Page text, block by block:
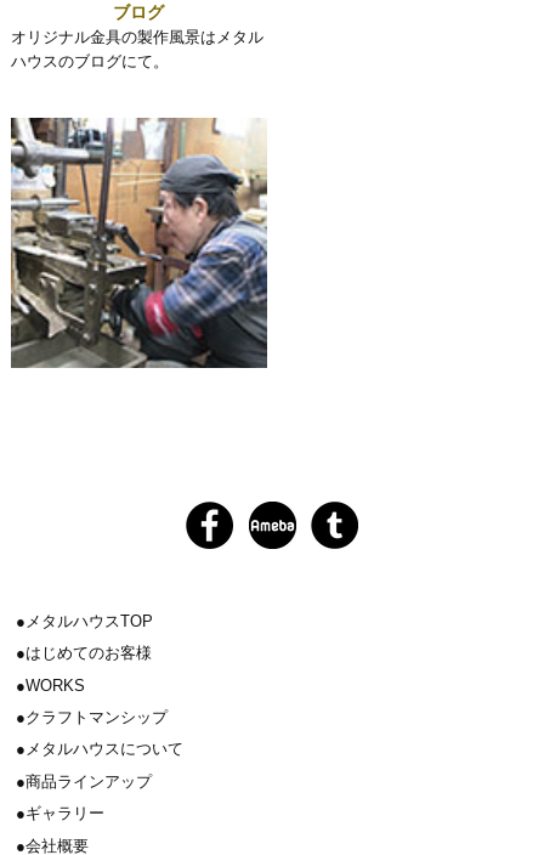
ブログ
オリジナル金具の製作風景はメタル
ハウスのブログにて。
メタルハウスTOP
はじめてのお客様
WORKS
クラフトマンシップ
メタルハウスについて
商品ラインアップ
ギャラリー
会社概要